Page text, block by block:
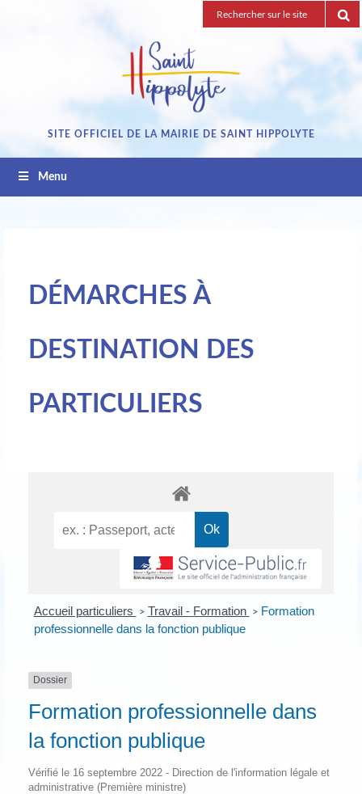
Recherche
pour
SITE OFFICIEL DE LA MAIRIE DE SAINT HIPPOLYTE
Menu
DÉMARCHES À
DESTINATION DES
PARTICULIERS
Accueil particuliers > Travail - Formation > Formation
professionnelle dans la fonction publique
Dossier
Formation professionnelle dans
la fonction publique
Vérifié le 16 septembre 2022 - Direction de l'information légale et
administrative (Première ministre)